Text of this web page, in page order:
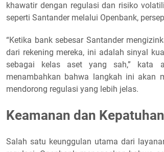
khawatir dengan regulasi dan risiko
seperti Santander melalui Openbank,
“Ketika bank sebesar Santander
dari rekening mereka, ini adalah sinyal
sebagai kelas aset yang sah,” kata
menambahkan bahwa langkah ini akan
mendorong regulasi yang lebih jelas.
Keamanan dan
Salah satu keunggulan utama dari